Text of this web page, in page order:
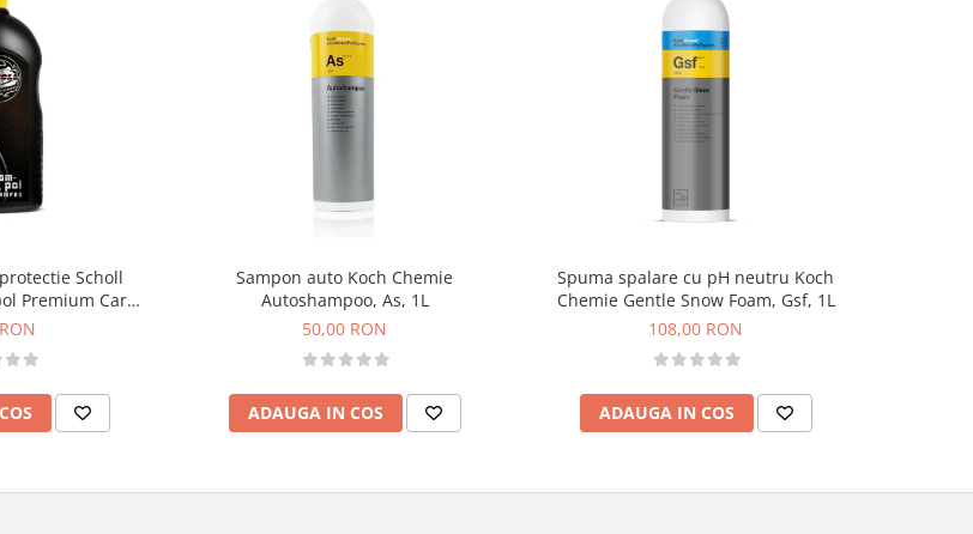
Scholl
Premium Car
500ml
Sampon auto Koch Chemie
Autoshampoo, As, 1L
50,00 RON
ADAUGA IN COS
Spuma spalare cu pH neutru Koch
Chemie Gentle Snow Foam, Gsf, 1L
108,00 RON
ADAUGA IN COS